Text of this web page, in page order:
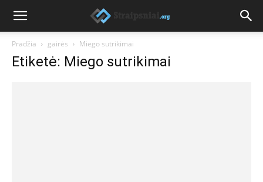
Pradžia gairės Miego sutrikimai
Etiketė: Miego sutrikimai